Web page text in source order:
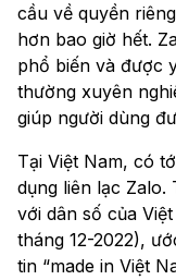
cầu về quyền
hơn bao giờ hết.
phổ biến và được
thường xuyên
giúp người dùng
Tại Việt Nam, có
dụng liên lạc
với dân số của
tháng 12-2022),
tin “made in Việt